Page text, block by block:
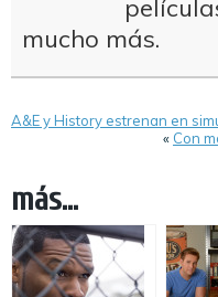
mucho más.
A&E y History estrenan en
« Con
más...